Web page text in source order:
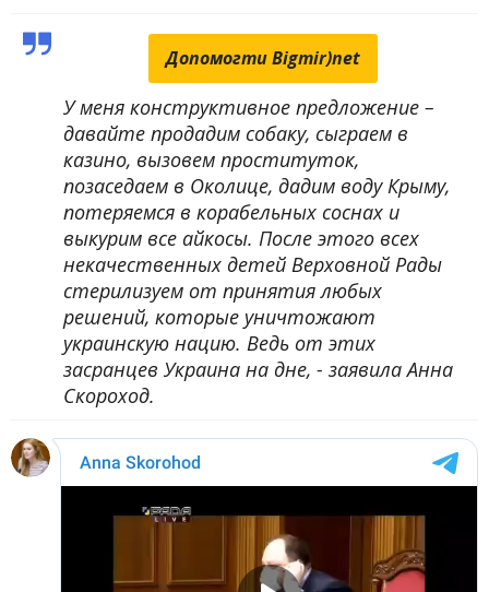
Допомогти Bigmir)net
У меня конструктивное предложение –
давайте продадим собаку, сыграем в
казино, вызовем проституток,
позаседаем в Околице, дадим воду Крыму,
потеряемся в корабельных соснах и
выкурим все айкосы. После этого всех
некачественных детей Верховной Рады
стерилизуем от принятия любых
решений, которые уничтожают
украинскую нацию. Ведь от этих
засранцев Украина на дне, - заявила Анна
Скороход.